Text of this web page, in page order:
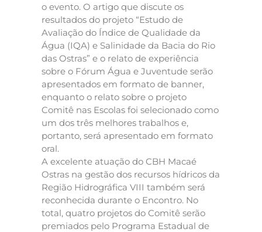
o evento. O artigo que discute os
resultados do projeto “Estudo de
Avaliação do Índice de Qualidade da
Água (IQA) e Salinidade da Bacia do Rio
das Ostras” e o relato de experiência
sobre o Fórum Água e Juventude serão
apresentados em formato de banner,
enquanto o relato sobre o projeto
Comitê nas Escolas foi selecionado como
um dos três melhores trabalhos e,
portanto, será apresentado em formato
oral.
A excelente atuação do CBH Macaé
Ostras na gestão dos recursos hídricos da
Região Hidrográfica VIII também será
reconhecida durante o Encontro. No
total, quatro projetos do Comitê serão
premiados pelo Programa Estadual de